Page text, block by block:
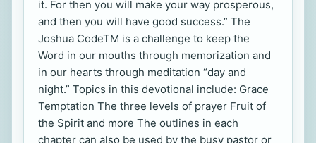
it. For then you will make your way prosperous,
and then you will have good success.” The
Joshua CodeTM is a challenge to keep the
Word in our mouths through memorization and
in our hearts through meditation “day and
night.” Topics in this devotional include: Grace
Temptation The three levels of prayer Fruit of
the Spirit and more The outlines in each
chapter can also be used by the busy pastor or